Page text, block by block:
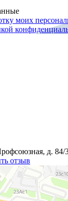
моих
д. 84/
отзыв